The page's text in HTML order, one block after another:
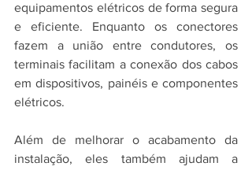
equipamentos elétricos de forma segura
e eficiente. Enquanto os conectores
fazem a união entre condutores, os
terminais facilitam a conexão dos cabos
em dispositivos, painéis e componentes
elétricos.
Além de melhorar o acabamento da
instalação, eles também ajudam a